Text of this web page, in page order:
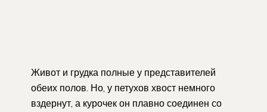
Живот и грудка полные у представителей
обеих полов. Но, у петухов хвост немного
вздернут, а курочек он плавно соединен со